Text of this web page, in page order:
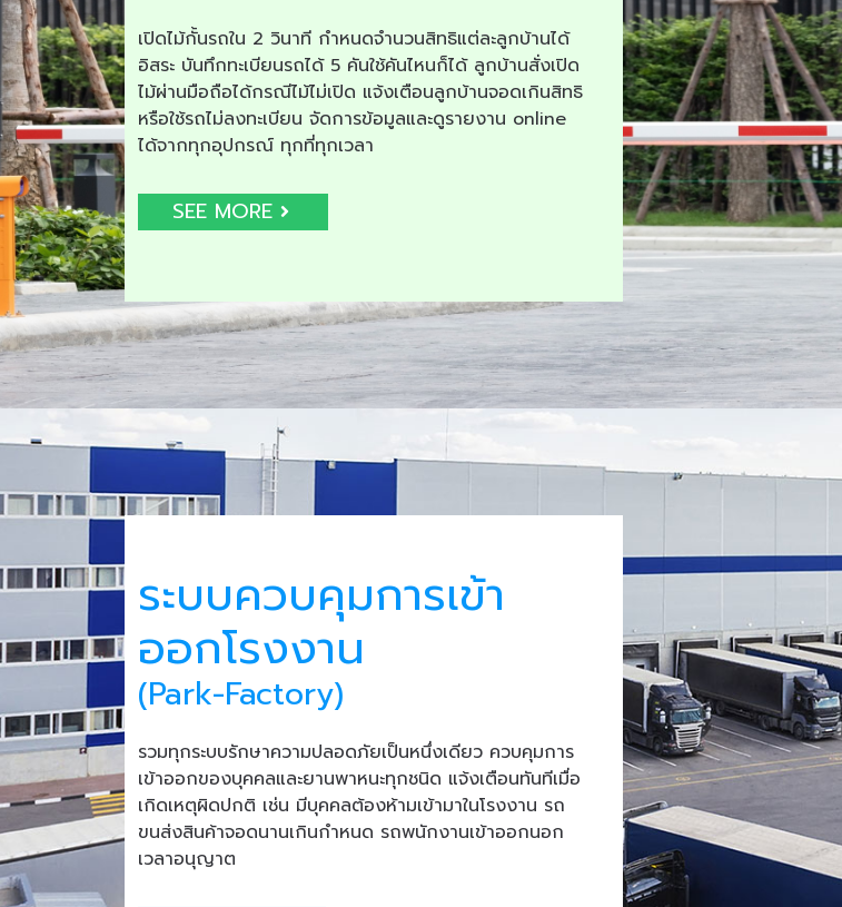
เปิดไม้กั้นรถใน 2 วินาที กำหนดจำนวนสิทธิแต่ละลูกบ้านได้
อิสระ บันทึกทะเบียนรถได้ 5 คันใช้คันไหนก็ได้ ลูกบ้านสั่งเปิด
ไม้ผ่านมือถือได้กรณีไม้ไม่เปิด แจ้งเตือนลูกบ้านจอดเกินสิทธิ
หรือใช้รถไม่ลงทะเบียน จัดการข้อมูลและดูรายงาน online
ได้จากทุกอุปกรณ์ ทุกที่ทุกเวลา
SEE MORE
ระบบควบคุมการเข้า
ออกโรงงาน
(Park-Factory)
รวมทุกระบบรักษาความปลอดภัยเป็นหนึ่งเดียว ควบคุมการ
เข้าออกของบุคคลและยานพาหนะทุกชนิด แจ้งเตือนทันทีเมื่อ
เกิดเหตุผิดปกติ เช่น มีบุคคลต้องห้ามเข้ามาในโรงงาน รถ
ขนส่งสินค้าจอดนานเกินกำหนด รถพนักงานเข้าออกนอก
เวลาอนุญาต